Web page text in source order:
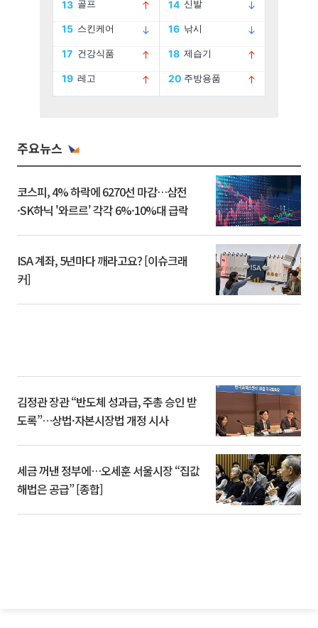
주요뉴스
코스피, 4% 하락에 6270선 마감…삼전
·SK하닉 '와르르' 각각 6%·10%대 급락
ISA 계좌, 5년마다 깨라고요? [이슈크래
커]
김정관 장관 “반도체 성과급, 주총 승인 받
도록”…상법·자본시장법 개정 시사
세금 꺼낸 정부에…오세훈 서울시장 “집값
해법은 공급” [종합]